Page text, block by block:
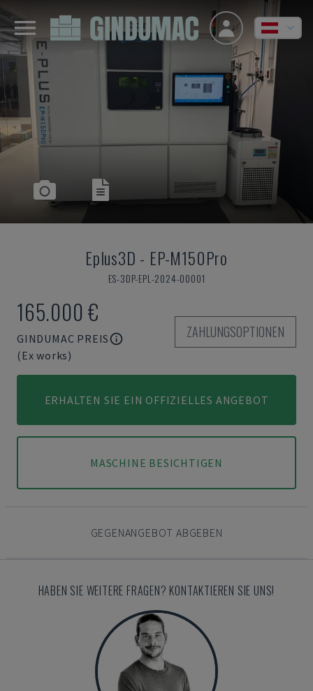
Eplus3D - EP-M150Pro
ES-3DP-EPL-2024-00001
165.000 €
GINDUMAC PREIS
(Ex works)
ZAHLUNGSOPTIONEN
ERHALTEN SIE EIN OFFIZIELLES ANGEBOT
MASCHINE BESICHTIGEN
GEGENANGEBOT ABGEBEN
HABEN SIE WEITERE FRAGEN? KONTAKTIEREN SIE UNS!